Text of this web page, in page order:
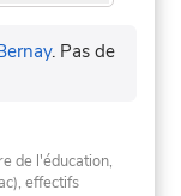
. Pas de
de l'éducation,
effectifs